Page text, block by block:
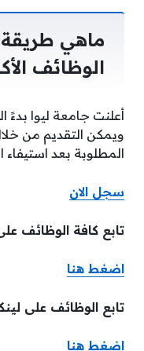
ماهي طريقة
الوظائف
أعلنت جامعة ليوا بدءً
ويمكن التقديم من
المطلوبة بعد استيفاء
سجل الان
تابع كافة الوظائف
اضغط هنا
تابع الوظائف على
اضغط هنا